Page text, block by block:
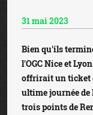
31 mai 2023
Bien qu'ils
l'OGC Nice et
offrirait un ticket
ultime journée de
trois points de